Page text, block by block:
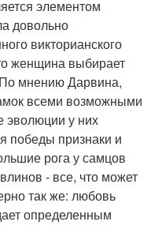
элементом
довольно
викторианского
женщина выбирает
мнению Дарвина,
всеми возможными
эволюции у них
победы признаки и
рога у самцов
- все, что может
так же: любовь
определенным